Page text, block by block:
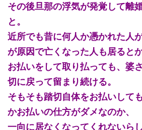
その後旦那の浮気が発覚して離
と。
近所でも昔に何人か憑かれた人
が原因で亡くなった人も居るとか
お払いをして取り払っても、婆
切に戻って留まり続ける。
そもそも踏切自体をお払いして
かお払いの仕方がダメなのか、
一向に居なくなってくれないらし